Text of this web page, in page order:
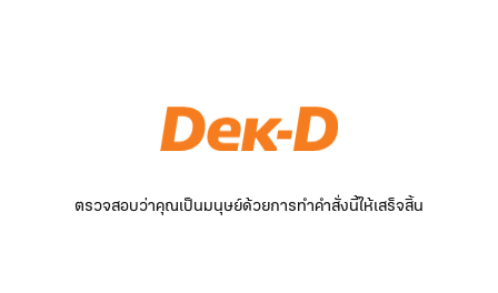
ตรวจสอบว่าคุณเป็นมนุษย์ด้วยการทำคำสั่งนี้ให้เสร็จสิ้น